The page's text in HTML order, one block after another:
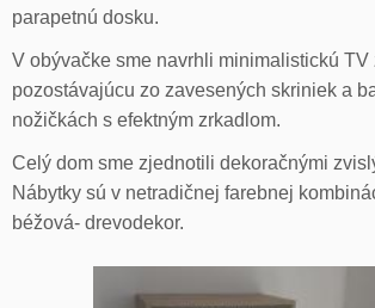
parapetnú dosku.
V obývačke sme navrhli minimalistickú TV
pozostávajúcu zo zavesených skriniek a
nožičkách s efektným zrkadlom.
Celý dom sme zjednotili dekoračnými
Nábytky sú v netradičnej farebnej
béžová- drevodekor.